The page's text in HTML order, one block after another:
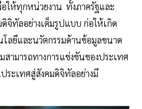
ให้ทุกหน่วยงาน ทั้งภาครัฐและ
ดิจิทัลอย่างเต็มรูปแบบ ก่อให้เกิด
โลยีและนวัตกรรมด้านข้อมูลขนาด
ามารถทางการแข่งขันของประเทศ
ระเทศสู่สังคมดิจิทัลอย่างมี